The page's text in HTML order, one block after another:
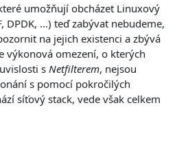
umožňují obcházet Linuxový
DPDK, ...) teď zabývat nebudeme,
na jejich existenci a zbývá
výkonová omezení, o kterých
s Netfilterem, nejsou
s pomocí pokročilých
síťový stack, vede však celkem